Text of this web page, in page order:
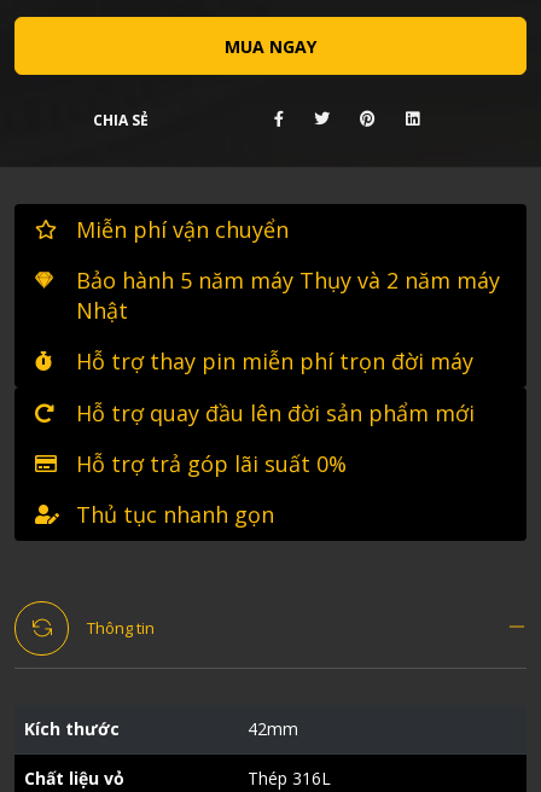
MUA NGAY
CHIA SẺ
Miễn phí vận chuyển
Bảo hành 5 năm máy Thụy và 2 năm máy
Nhật
Hỗ trợ thay pin miễn phí trọn đời máy
Hỗ trợ quay đầu lên đời sản phẩm mới
Hỗ trợ trả góp lãi suất 0%
Thủ tục nhanh gọn
Thông tin
Kích thước 42mm
Chất liệu vỏ Thép 316L